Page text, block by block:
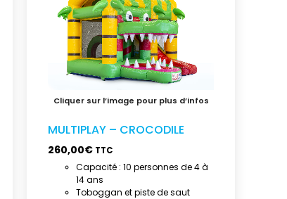
MULTIPLAY – CROCODILE
260,00€ TTC
Capacité : 10 personnes de 4 à
14 ans
Toboggan et piste de saut